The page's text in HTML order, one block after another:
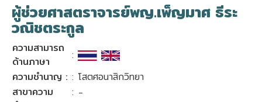
ผู้ช่วยศาสตราจารย์พญ.เพ็ญมาศ ธีระ
วณิชตระกูล
ความสามารถ
ด้านภาษา
:
ความชำนาญ : : โสตศอนาสิกวิทยา
สาขาความ
: -